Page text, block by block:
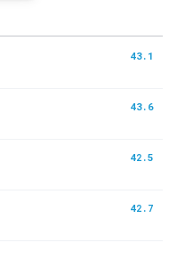
43.1
43.6
42.5
42.7